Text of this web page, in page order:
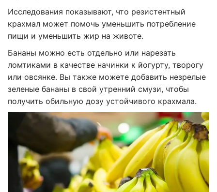
Исследования показывают, что резистентный
крахмал может помочь уменьшить потребление
пищи и уменьшить жир на животе.
Бананы можно есть отдельно или нарезать
ломтиками в качестве начинки к йогурту, творогу
или овсянке. Вы также можете добавить незрелые
зеленые бананы в свой утренний смузи, чтобы
получить обильную дозу устойчивого крахмала.